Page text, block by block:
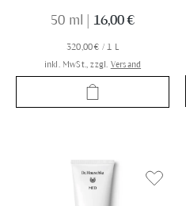
50 ml 16,00 €
320,00 € / 1 L
inkl. MwSt., zzgl. Versand